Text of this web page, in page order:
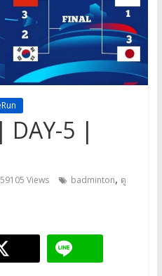
DAY-5 |
Views badminton, ดู